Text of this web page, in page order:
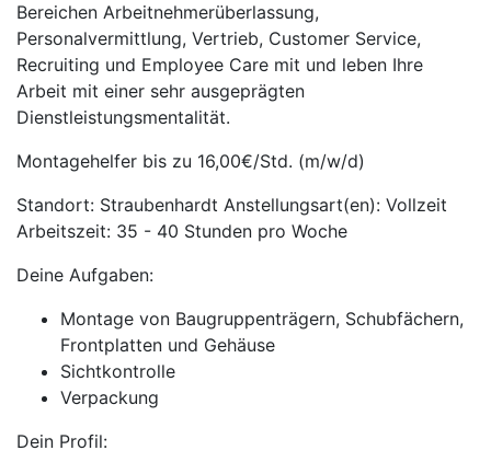
Bereichen Arbeitnehmerüberlassung,
Personalvermittlung, Vertrieb, Customer Service,
Recruiting und Employee Care mit und leben Ihre
Arbeit mit einer sehr ausgeprägten
Dienstleistungsmentalität.
Montagehelfer bis zu 16,00€/Std. (m/w/d)
Standort: Straubenhardt Anstellungsart(en): Vollzeit
Arbeitszeit: 35 - 40 Stunden pro Woche
Deine Aufgaben:
Montage von Baugruppenträgern, Schubfächern,
Frontplatten und Gehäuse
Sichtkontrolle
Verpackung
Dein Profil: